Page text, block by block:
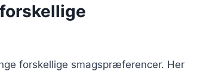
forskellige smagspræferencer. Her